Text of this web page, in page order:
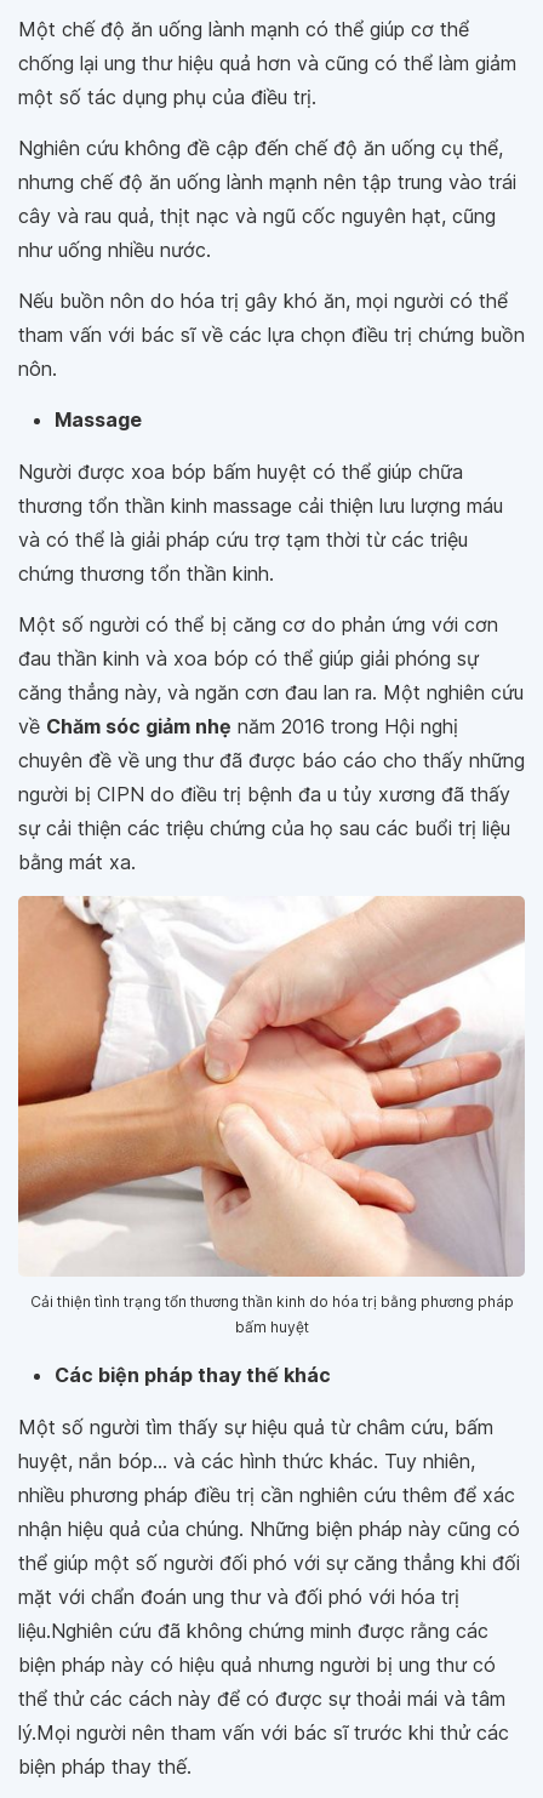
Một chế độ ăn uống lành mạnh có thể giúp cơ thể
chống lại ung thư hiệu quả hơn và cũng có thể làm giảm
một số tác dụng phụ của điều trị.
Nghiên cứu không đề cập đến chế độ ăn uống cụ thể,
nhưng chế độ ăn uống lành mạnh nên tập trung vào trái
cây và rau quả, thịt nạc và ngũ cốc nguyên hạt, cũng
như uống nhiều nước.
Nếu buồn nôn do hóa trị gây khó ăn, mọi người có thể
tham vấn với bác sĩ về các lựa chọn điều trị chứng buồn
nôn.
Massage
Người được xoa bóp bấm huyệt có thể giúp chữa
thương tổn thần kinh massage cải thiện lưu lượng máu
và có thể là giải pháp cứu trợ tạm thời từ các triệu
chứng thương tổn thần kinh.
Một số người có thể bị căng cơ do phản ứng với cơn
đau thần kinh và xoa bóp có thể giúp giải phóng sự
căng thẳng này, và ngăn cơn đau lan ra. Một nghiên cứu
về Chăm sóc giảm nhẹ năm 2016 trong Hội nghị
chuyên đề về ung thư đã được báo cáo cho thấy những
người bị CIPN do điều trị bệnh đa u tủy xương đã thấy
sự cải thiện các triệu chứng của họ sau các buổi trị liệu
bằng mát xa.
Cải thiện tình trạng tổn thương thần kinh do hóa trị bằng phương pháp
bấm huyệt
Các biện pháp thay thế khác
Một số người tìm thấy sự hiệu quả từ châm cứu, bấm
huyệt, nắn bóp... và các hình thức khác. Tuy nhiên,
nhiều phương pháp điều trị cần nghiên cứu thêm để xác
nhận hiệu quả của chúng. Những biện pháp này cũng có
thể giúp một số người đối phó với sự căng thẳng khi đối
mặt với chẩn đoán ung thư và đối phó với hóa trị
liệu.Nghiên cứu đã không chứng minh được rằng các
biện pháp này có hiệu quả nhưng người bị ung thư có
thể thử các cách này để có được sự thoải mái và tâm
lý.Mọi người nên tham vấn với bác sĩ trước khi thử các
biện pháp thay thế.